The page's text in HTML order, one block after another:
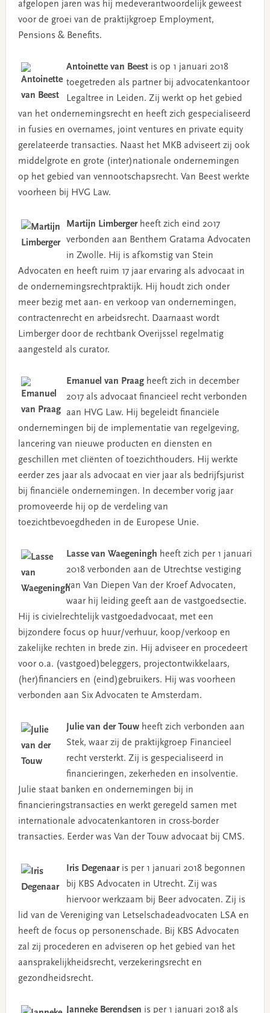
afgelopen jaren was hij medeverantwoordelijk geweest
voor de groei van de praktijkgroep Employment,
Pensions & Benefits.
Antoinette van Beestis op 1 januari 2018
toegetreden als partner bij advocatenkantoor
Legaltree in Leiden. Zij werkt op het gebied
van het ondernemingsrecht en heeft zich gespecialiseerd
in fusies en overnames, joint ventures en private equity
gerelateerde transacties. Naast het MKB adviseert zij ook
middelgrote en grote (inter)nationale ondernemingen
op het gebied van vennootschapsrecht. Van Beest werkte
voorheen bij HVG Law.
Martijn Limbergerheeft zich eind 2017
verbonden aan Benthem Gratama Advocaten
in Zwolle. Hij is afkomstig van Stein
Advocaten en heeft ruim 17 jaar ervaring als advocaat in
de ondernemingsrechtpraktijk. Hij houdt zich onder
meer bezig met aan- en verkoop van ondernemingen,
contractenrecht en arbeidsrecht. Daarnaast wordt
Limberger door de rechtbank Overijssel regelmatig
aangesteld als curator.
Emanuel van Praagheeft zich in december
2017 als advocaat financieel recht verbonden
aan HVG Law. Hij begeleidt financiële
ondernemingen bij de implementatie van regelgeving,
lancering van nieuwe producten en diensten en
geschillen met cliënten of toezichthouders. Hij werkte
eerder zes jaar als advocaat en vier jaar als bedrijfsjurist
bij financiële ondernemingen. In december vorig jaar
promoveerde hij op de verdeling van
toezichtbevoegdheden in de Europese Unie.
Lasse van Waegeningh heeft zich per 1 januari
2018 verbonden aan de Utrechtse vestiging
van Van Diepen Van der Kroef Advocaten,
waar hij leiding geeft aan de vastgoedsectie.
Hij is civielrechtelijk vastgoedadvocaat, met een
bijzondere focus op huur/verhuur, koop/verkoop en
zakelijke rechten in brede zin. Hij adviseer en procedeert
voor o.a. (vastgoed)beleggers, projectontwikkelaars,
(her)financiers en (eind)gebruikers. Hij was voorheen
verbonden aan Six Advocaten te Amsterdam.
Julie van der Touwheeft zich verbonden aan
Stek, waar zij de praktijkgroep Financieel
recht versterkt. Zij is gespecialiseerd in
financieringen, zekerheden en insolventie.
Julie staat banken en ondernemingen bij in
financieringstransacties en werkt geregeld samen met
internationale advocatenkantoren in cross-border
transacties. Eerder was Van der Touw advocaat bij CMS.
Iris Degenaaris per 1 januari 2018 begonnen
bij KBS Advocaten in Utrecht. Zij was
hiervoor werkzaam bij Beer advocaten. Zij is
lid van de Vereniging van Letselschadeadvocaten LSA en
heeft de focus op personenschade. Bij KBS Advocaten
zal zij procederen en adviseren op het gebied van het
aansprakelijkheidsrecht, verzekeringsrecht en
gezondheidsrecht.
Janneke Berendsen is per 1 januari 2018 als